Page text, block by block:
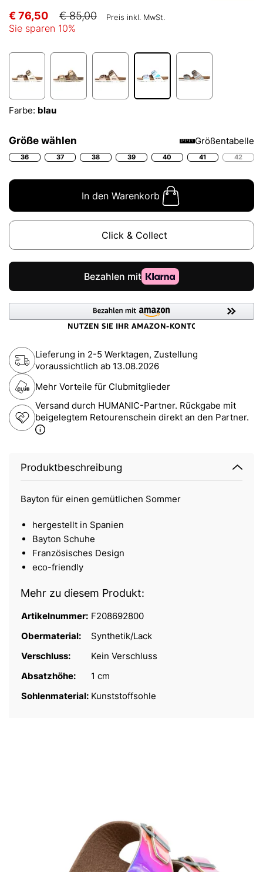
€ 76,50 € 85,00 Preis inkl. MwSt.
Sie sparen 10%
Farbe: blau
Größe wählen Größentabelle
36 37 38 39 40 41 42
In den Warenkorb
Click & Collect
Lieferung in 2-5 Werktagen, Zustellung
voraussichtlich ab 13.08.2026
Mehr Vorteile für Clubmitglieder
Versand durch HUMANIC-Partner. Rückgabe mit
beigelegtem Retourenschein direkt an den Partner.
Produktbeschreibung
Bayton für einen gemütlichen Sommer
hergestellt in Spanien
Bayton Schuhe
Französisches Design
eco-friendly
Mehr zu diesem Produkt:
Artikelnummer: F208692800
Obermaterial:
Synthetik/Lack
Verschluss:
Kein Verschluss
Absatzhöhe:
1 cm
Sohlenmaterial: Kunststoffsohle